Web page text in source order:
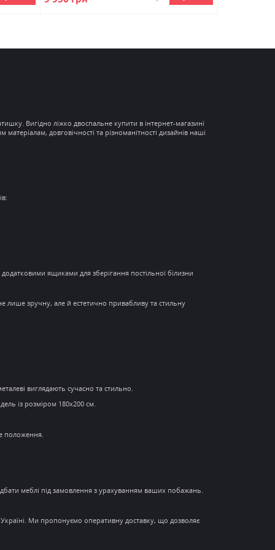
Вигідно ліжко двоспальне купити в інтернет-магазині
матеріалам, довговічності та різноманітності дизайнів наші
додатковими ящиками для зберігання постільної білизни
лише зручну, але й естетично привабливу та стильну
виглядають сучасно та стильно.
із розміром 180x200 см.
положення.
меблі під замовленняз урахуванням ваших побажань.
Ми пропонуємо оперативну доставку, що дозволяє